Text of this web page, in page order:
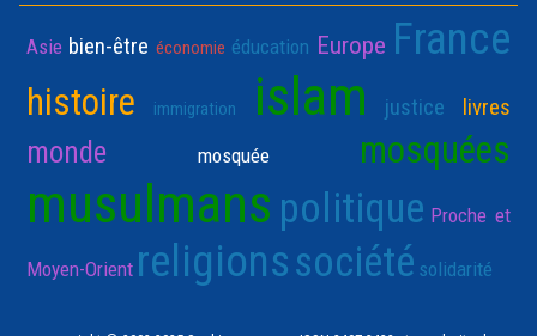
Asie bien-être économie éducation Europe France
histoire immigration islam justice livres
monde mosquée mosquées
musulmans politique Proche et
Moyen-Orient religionssociété solidarité